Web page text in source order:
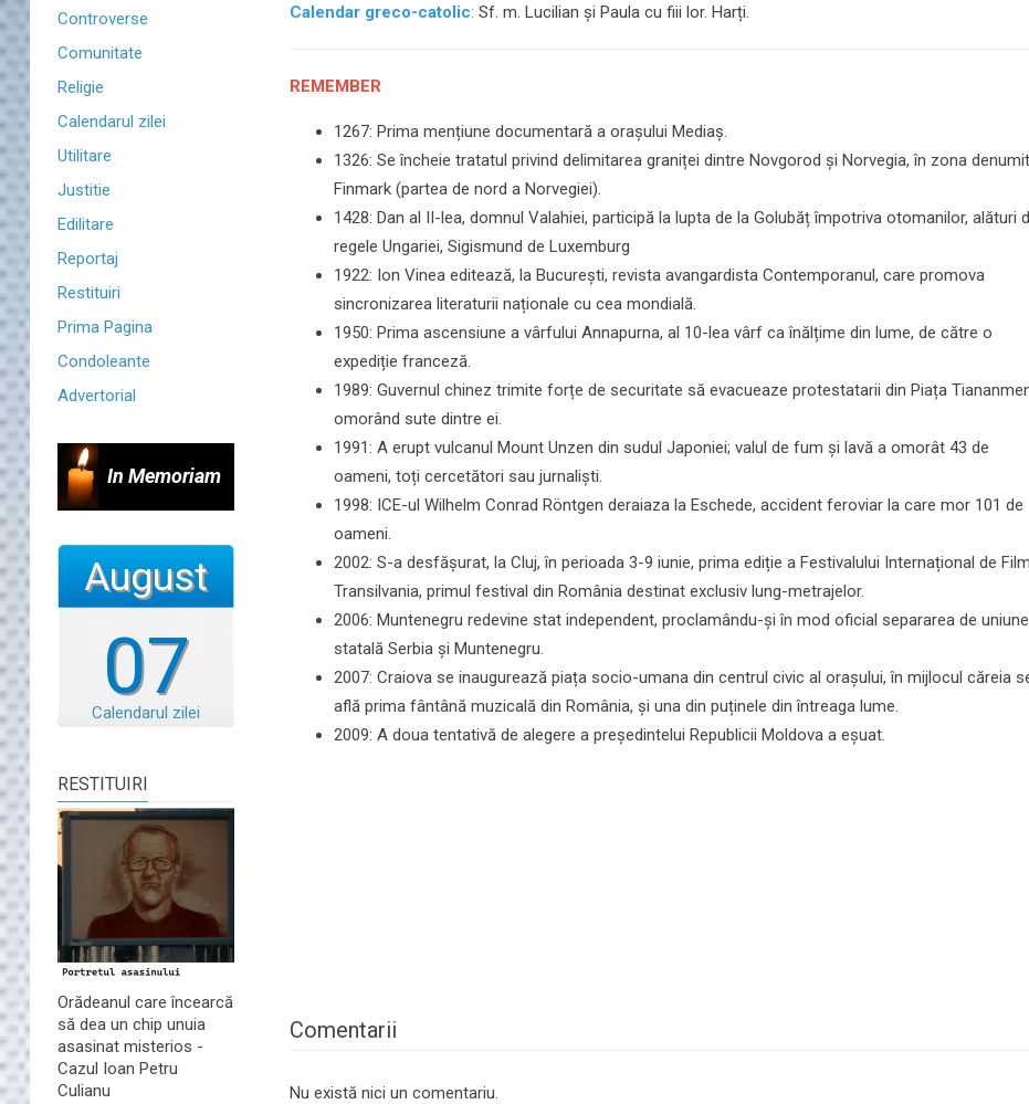
Controverse
Comunitate
Religie
Calendarul zilei
Utilitare
Justitie
Edilitare
Reportaj
Restituiri
Prima Pagina
Condoleante
Advertorial
In Memoriam
07
August
Calendarul zilei
RESTITUIRI
Orădeanul care încearcă
să dea un chip unuia
asasinat misterios -
Cazul Ioan Petru
Culianu
Calendar greco-catolic: Sf. m. Lucilian și Paula cu fiii lor. Harți.
REMEMBER
1267: Prima mențiune documentară a orașului Mediaș.
1326: Se încheie tratatul privind delimitarea graniței dintre Novgorod și Norvegia, în zona
Finmark (partea de nord a Norvegiei).
1428: Dan al II-lea, domnul Valahiei, participă la lupta de la Golubăț împotriva otomanilor, alături
regele Ungariei, Sigismund de Luxemburg
1922: Ion Vinea editează, la București, revista avangardista Contemporanul, care promova
sincronizarea literaturii naționale cu cea mondială.
1950: Prima ascensiune a vârfului Annapurna, al 10-lea vârf ca înălțime din lume, de către o
expediție franceză.
1989: Guvernul chinez trimite forțe de securitate să evacueaze protestatarii din Piața
omorând sute dintre ei.
1991: A erupt vulcanul Mount Unzen din sudul Japoniei; valul de fum și lavă a omorât 43 de
oameni, toți cercetători sau jurnaliști.
1998: ICE-ul Wilhelm Conrad Röntgen deraiaza la Eschede, accident feroviar la care mor 101 de
oameni.
2002: S-a desfășurat, la Cluj, în perioada 3-9 iunie, prima ediție a Festivalului Internațional de Film
Transilvania, primul festival din România destinat exclusiv lung-metrajelor.
2006: Muntenegru redevine stat independent, proclamându-și în mod oficial separarea de
statală Serbia și Muntenegru.
2007: Craiova se inaugurează piața socio-umana din centrul civic al orașului, în mijlocul căreia
află prima fântână muzicală din România, și una din puținele din întreaga lume.
2009: A doua tentativă de alegere a președintelui Republicii Moldova a eșuat.
Comentarii
Nu există nici un comentariu.